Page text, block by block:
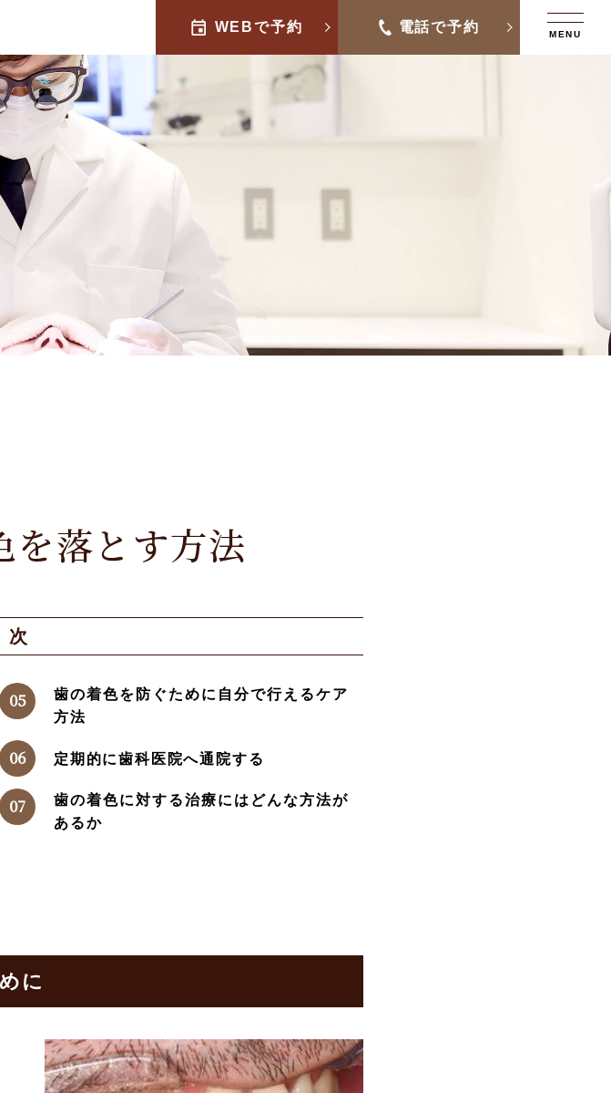
を落とす方法
歯の着色を防ぐために自分で行えるケア
方法
定期的に歯科医院へ通院する
歯の着色に対する治療にはどんな方法が
あるか
に
WEBで予約 電話で予約 MENU